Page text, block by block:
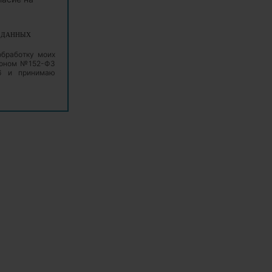
ДАННЫХ
моих
№152-ФЗ
и принимаю